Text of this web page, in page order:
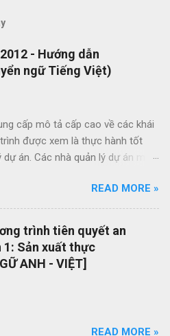
- Hướng dẫn
ngữ Tiếng Việt)
cấp mô tả cấp cao về các khái
được xem là thực hành tốt
dự án. Các nhà quản lý dự án mới
sử dụng hướng dẫn quản lý dự
này để cải thiện thành công
đạt được kết quả kinh doanh. Các
21500 bao gồm: Khuyến khích
​​thức giữa các dự án và giữa
nâng cao chất lượng dự án
READ MORE »
trình tiên quyết an
1: Sản xuất thực
ANH - VIỆT]
READ MORE »